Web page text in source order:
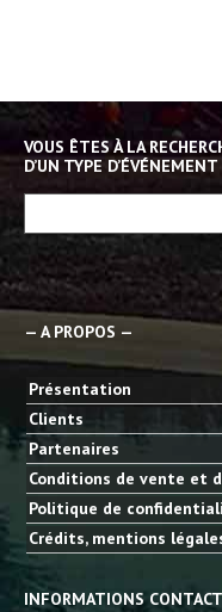
VOUS ÊTES À LA
D’UN TYPE D’ÉVÉNEMENT
— A PROPOS —
Présentation
Clients
Partenaires
Conditions de vente et
Politique de
Crédits, mentions
INFORMATIONS CONTACT